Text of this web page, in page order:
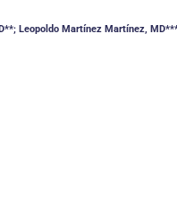
Leopoldo Martínez Martínez,